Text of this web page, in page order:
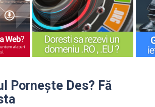
Pornește Des? Fă